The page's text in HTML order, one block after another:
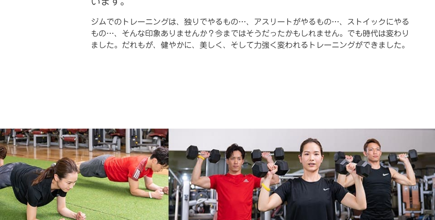
ジムでのトレーニングは、独りでやるもの…、アスリートがやるもの…、ストイックにやる
もの…、そんな印象ありませんか？今まではそうだったかもしれません。でも時代は変わり
ました。だれもが、健やかに、美しく、そして力強く変われるトレーニングができました。